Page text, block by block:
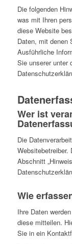
Die folgenden
was mit Ihren
diese Website
Daten, mit denen
Ausführliche
Sie unserer unter
Wer ist
Die
Websitebetreiber.
Abschnitt
Wie
Ihre Daten
diese mitteilen.
Sie in ein